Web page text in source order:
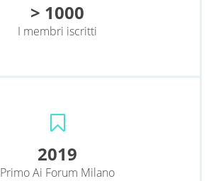
> 1000
I membri iscritti
2019
Primo Ai Forum Milano